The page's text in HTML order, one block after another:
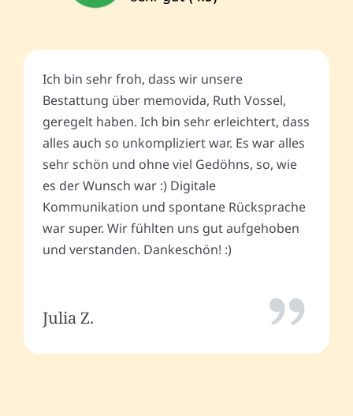
Ich bin sehr froh, dass wir unsere
Bestattung über memovida, Ruth Vossel,
geregelt haben. Ich bin sehr erleichtert, dass
alles auch so unkompliziert war. Es war alles
sehr schön und ohne viel Gedöhns, so, wie
es der Wunsch war :) Digitale
Kommunikation und spontane Rücksprache
war super. Wir fühlten uns gut aufgehoben
und verstanden. Dankeschön! :)
Julia Z.